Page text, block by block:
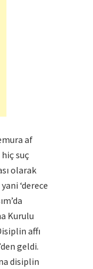
af
suç
olarak
‘derece
Kurulu
affı
geldi.
disiplin